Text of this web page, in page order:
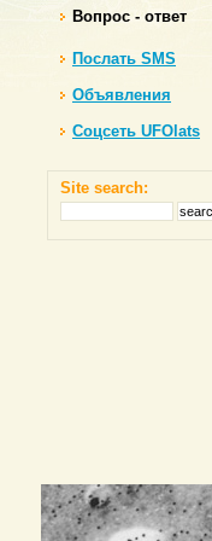
Вопрос - ответ
Послать SMS
Объявления
Соцсеть UFOlats
Site search: